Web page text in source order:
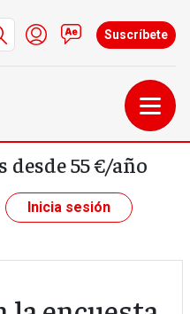
Menú de cuenta de
Iniciar sesión
Contacto
Suscríbete
55 €/año
Inicia sesión